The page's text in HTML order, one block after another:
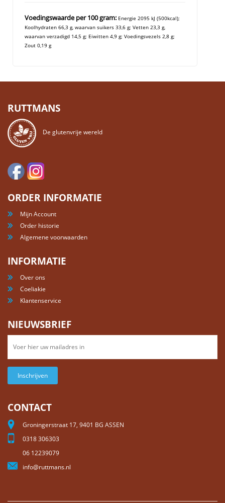
Voedingswaarde per 100 gram: Energie 2095 kJ (500kcal);
Koolhydraten 66,3 g, waarvan suikers 33,6 g; Vetten 23,3 g,
waarvan verzadigd 14,5 g; Eiwitten 4,9 g; Voedingsvezels 2,8 g;
Zout 0,19 g
RUTTMANS
De glutenvrije wereld
ORDER INFORMATIE
Mijn Account
Order historie
Algemene voorwaarden
INFORMATIE
Over ons
Coeliakie
Klantenservice
NIEUWSBRIEF
Inschrijven
CONTACT
Groningerstraat 17, 9401 BG ASSEN
0318 306303
06 12239079
info@ruttmans.nl